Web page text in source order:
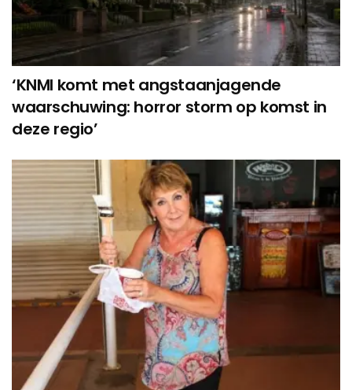
‘KNMI komt met angstaanjagende
waarschuwing: horror storm op komst in
deze regio’